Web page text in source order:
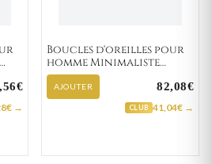
→
Boucles d'oreilles pour
homme Minimaliste
Arigo "135-11"
AJOUTER 82,08€
CLUB 41,04€ →